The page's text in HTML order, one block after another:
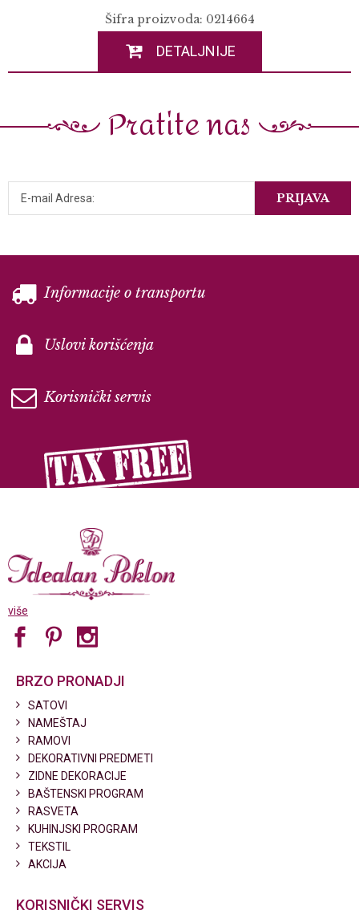
Šifra proizvoda: 0214664
DETALJNIJE
Pratite nas
PRIJAVA
Informacije o transportu
Uslovi korišćenja
Korisnički servis
više
BRZO PRONADJI
SATOVI
NAMEŠTAJ
RAMOVI
DEKORATIVNI PREDMETI
ZIDNE DEKORACIJE
BAŠTENSKI PROGRAM
RASVETA
KUHINJSKI PROGRAM
TEKSTIL
AKCIJA
KORISNIČKI SERVIS